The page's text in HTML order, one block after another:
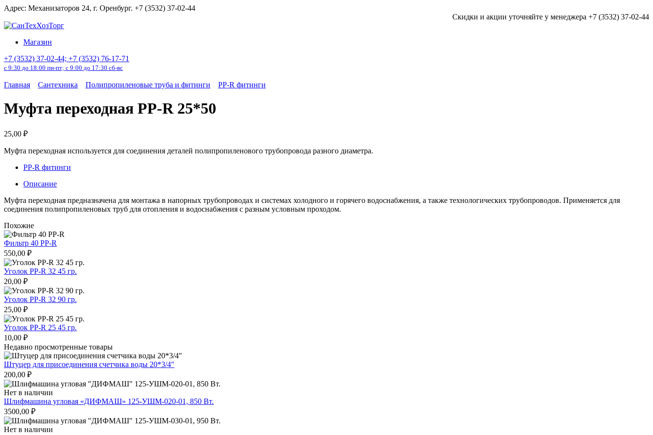
Перейти
содержанию
Адрес: Механизаторов 24, г. Оренбург. +7 (3532) 37-02-44
Скидки и акции уточняйте у менеджера +7 (3532) 37-02-44
Магазин
+7 (3532) 37-02-44; +7 (3532) 76-17-71
с 9:30 до 18:00 пн-пт; с 9:00 до 17:30 сб-вс
Главная Сантехника Полипропиленовые труба и фитинги PP-R фитинги
Муфта переходная PP-R 25*50
25,00 ₽
Муфта переходная используется для соединения деталей полипропиленового трубопровода разного диаметра.
PP-R фитинги
Описание
Муфта переходная предназначена для монтажа в напорных трубопроводах и системах холодного и горячего водоснабжения, а также технологических трубопроводов. Применяется для
соединения полипропиленовых труб для отопления и водоснабжения с разным условным проходом.
Похожие
Фильтр 40 PP-R
550,00 ₽
Уголок PP-R 32 45 гр.
20,00 ₽
Уголок PP-R 32 90 гр.
25,00 ₽
Уголок PP-R 25 45 гр.
10,00 ₽
Недавно просмотренные товары
Штуцер для присоединения счетчика воды 20*3/4″
200,00 ₽
Нет в наличии
Шлифмашина угловая «ДИФМАШ» 125-УШМ-020-01, 850 Вт.
3500,00 ₽
Нет в наличии